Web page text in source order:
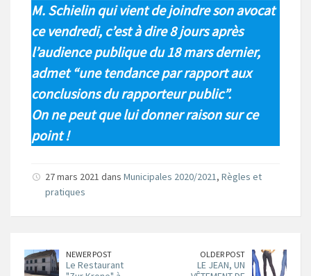
M. Schielin qui vient de joindre son avocat
ce vendredi, c’est à dire 8 jours après
l’audience publique du 18 mars dernier,
admet “une tendance par rapport aux
conclusions du rapporteur public”.
On ne peut que lui donner raison sur ce
point !
27 mars 2021 dans Municipales 2020/2021, Règles et
pratiques
NEWER POST
Le Restaurant
OLDER POST
LE JEAN, UN